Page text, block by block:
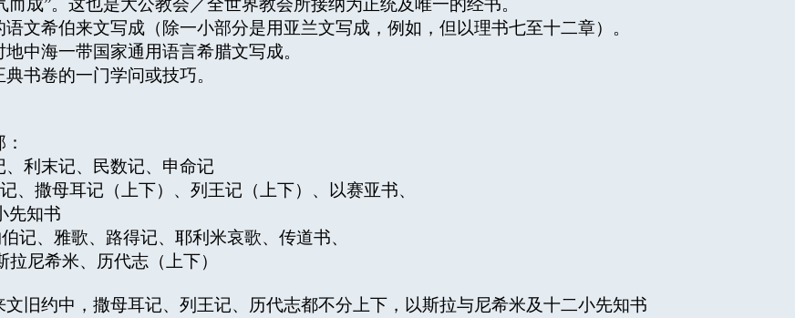
成”。这也是大公教会／全世界教会所接纳为正统及唯一的经书。
文希伯来文写成（除一小部分是用亚兰文写成，例如，但以理书七至十二章）。
海一带国家通用语言希腊文写成。
书卷的一门学问或技巧。
利末记、民数记、申命记
撒母耳记（上下）、列王记（上下）、以赛亚书、
知书
记、雅歌、路得记、耶利米哀歌、传道书、
希米、历代志（上下）
约中，撒母耳记、列王记、历代志都不分上下，以斯拉与尼希米及十二小先知书